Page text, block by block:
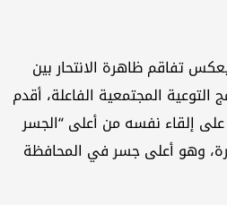
تفاقم ظاهرة الانتحار بين
التوعية المجتمعية الفاعلة، أقدم
إلقاء نفسه من أعلى “الجسر
وهو أعلى جسر في المحافظة